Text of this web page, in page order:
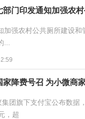
部门印发通知加强农
加强农村公共厕所建设
家降费号召 为小微商
团旗下支付宝公布数据
，超